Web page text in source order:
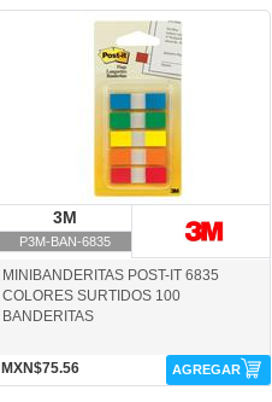
P3M-BAN-6835-3M
3M
P3M-BAN-6835
MINIBANDERITAS POST-IT 6835
COLORES SURTIDOS 100
BANDERITAS
MXN$75.56 AGREGAR